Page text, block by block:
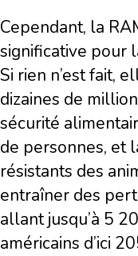
Cependant, la
significative pour
Si rien n’est fait,
dizaines de
sécurité
de personnes, et
résistants des
entraîner des
allant jusqu’à 5
américains d’ici